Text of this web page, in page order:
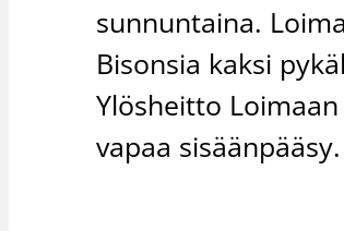
sunnuntaina.
Bisonsia kaksi
Ylösheitto
vapaa sisäänpääsy.